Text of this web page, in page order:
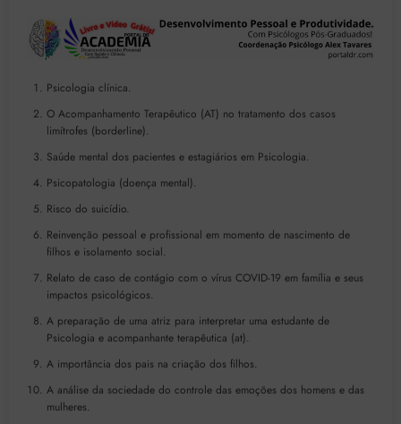
Psicologia clínica.
O Acompanhamento Terapêutico (AT) no tratamento dos casos
limítrofes (borderline).
Saúde mental dos pacientes e estagiários em Psicologia.
Psicopatologia (doença mental).
Risco do suicídio.
Reinvenção pessoal e profissional em momento de nascimento de
filhos e isolamento social.
Relato de caso de contágio com o vírus COVID-19 em família e seus
impactos psicológicos.
A preparação de uma atriz para interpretar uma estudante de
Psicologia e acompanhante terapêutica (at).
A importância dos pais na criação dos filhos.
A análise da sociedade do controle das emoções dos homens e das
mulheres.